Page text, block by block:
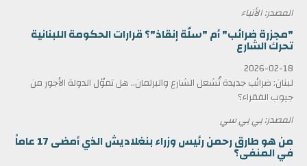
المصدر: الأنباء
"مجزرة ضرائب" أم "سلّة إنقاذ"؟ قرارات الحكومة اللبنانية
تحرك الشارع
2026-02-18
لبنان: ضرائب جديدة تُشعل الشارع والبرلمان.. هل تموّل الدولة الأجور من
جيوب الفقراء؟
المصدر: بي بي سي
من هو طارق رحمن رئيس وزراء بنغلاديش الذي أمضى 17 عاماً
في المنفى؟